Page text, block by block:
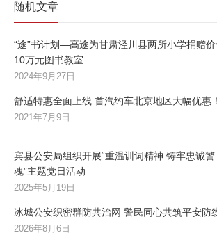
随机文章
“途”书计划—高途为甘肃泾川县两所小学捐赠价
10万元图书教室
2024年9月27日
舒适特惠全面上线 首汽约车北京地区大幅优惠！
2021年7月9日
宾县公安局组织开展“重温训词精神 铸牢忠诚警
魂”主题党日活动
2025年5月19日
冰城公安织密群防共治网 警民同心共筑平安防
2026年8月6日